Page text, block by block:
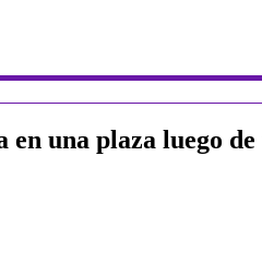
una plaza luego